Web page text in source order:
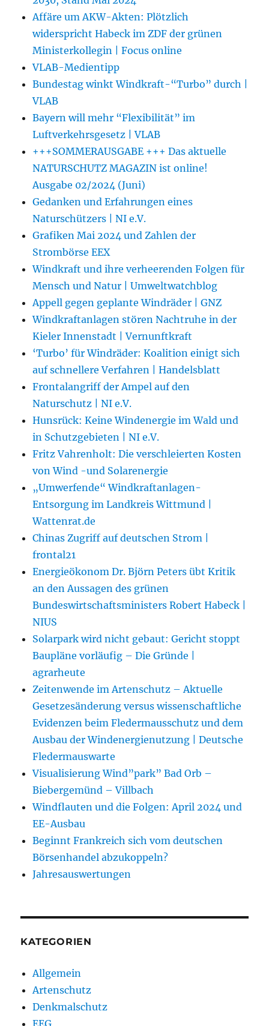
Affäre um AKW-Akten: Plötzlich
widerspricht Habeck im ZDF der grünen
Ministerkollegin | Focus online
VLAB-Medientipp
Bundestag winkt Windkraft-“Turbo” durch |
VLAB
Bayern will mehr “Flexibilität” im
Luftverkehrsgesetz | VLAB
+++SOMMERAUSGABE +++ Das aktuelle
NATURSCHUTZ MAGAZIN ist online!
Ausgabe 02/2024 (Juni)
Gedanken und Erfahrungen eines
Naturschützers | NI e.V.
Grafiken Mai 2024 und Zahlen der
Strombörse EEX
Windkraft und ihre verheerenden Folgen für
Mensch und Natur | Umweltwatchblog
Appell gegen geplante Windräder | GNZ
Windkraftanlagen stören Nachtruhe in der
Kieler Innenstadt | Vernunftkraft
‘Turbo’ für Windräder: Koalition einigt sich
auf schnellere Verfahren | Handelsblatt
Frontalangriff der Ampel auf den
Naturschutz | NI e.V.
Hunsrück: Keine Windenergie im Wald und
in Schutzgebieten | NI e.V.
Fritz Vahrenholt: Die verschleierten Kosten
von Wind -und Solarenergie
„Umwerfende“ Windkraftanlagen-
Entsorgung im Landkreis Wittmund |
Wattenrat.de
Chinas Zugriff auf deutschen Strom |
frontal21
Energieökonom Dr. Björn Peters übt Kritik
an den Aussagen des grünen
Bundeswirtschaftsministers Robert Habeck |
NIUS
Solarpark wird nicht gebaut: Gericht stoppt
Baupläne vorläufig – Die Gründe |
agrarheute
Zeitenwende im Artenschutz – Aktuelle
Gesetzesänderung versus wissenschaftliche
Evidenzen beim Fledermausschutz und dem
Ausbau der Windenergienutzung | Deutsche
Fledermauswarte
Visualisierung Wind”park” Bad Orb –
Biebergemünd – Villbach
Windflauten und die Folgen: April 2024 und
EE-Ausbau
Beginnt Frankreich sich vom deutschen
Börsenhandel abzukoppeln?
Jahresauswertungen
KATEGORIEN
Allgemein
Artenschutz
Denkmalschutz
EEG